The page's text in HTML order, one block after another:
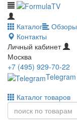
Каталог Обзоры
Контакты
Личный кабинет
Москва
+7 (495) 929-70-22
Telegram
Каталог товаров